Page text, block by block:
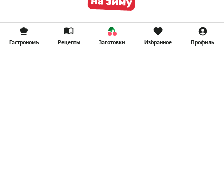
Гастрономъ Рецепты Заготовки Избранное Профиль